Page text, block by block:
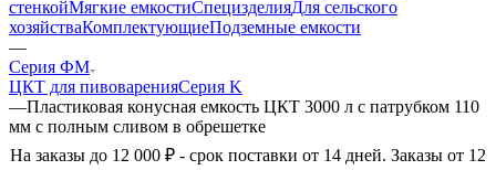
стенкойМягкие емкостиСпецизделияДля сельского
хозяйстваКомплектующиеПодземные емкости
—
Серия ФМ
ЦКТ для пивоваренияСерия K
—Пластиковая конусная емкость ЦКТ 3000 л с патрубком 110
мм с полным сливом в обрешетке
На заказы до 12 000 ₽ - срок поставки от 14 дней. Заказы от 12